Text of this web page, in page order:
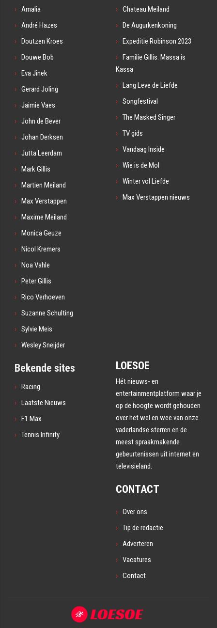
Amalia
André Hazes
Doutzen Kroes
Douwe Bob
Eva Jinek
Gerard Joling
Jaimie Vaes
John de Bever
Johan Derksen
Jutta Leerdam
Mark Gillis
Martien Meiland
Max Verstappen
Maxime Meiland
Monica Geuze
Nicol Kremers
Noa Vahle
Peter Gillis
Rico Verhoeven
Suzanne Schulting
Sylvie Meis
Wesley Sneijder
Chateau Meiland
De Augurkenkoning
Expeditie Robinson 2023
Familie Gillis: Massa is
Kassa
Lang Leve de Liefde
Songfestival
The Masked Singer
TV gids
Vandaag Inside
Wie is de Mol
Winter vol Liefde
Max Verstappen nieuws
Bekende sites
Racing
Laatste Nieuws
F1 Max
Tennis Infinity
LOESOE
Hét nieuws- en
entertainmentplatform waar je
op de hoogte wordt gehouden
over het wel en wee van onze
vaderlandse sterren en de
meest spraakmakende
gebeurtenissen uit internet en
televisieland.
CONTACT
Over ons
Tip de redactie
Adverteren
Vacatures
Contact